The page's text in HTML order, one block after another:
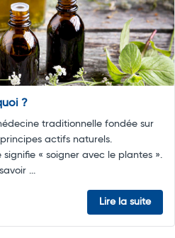
?
traditionnelle fondée sur
actifs naturels.
« soigner avec le plantes ».
...
Lire la suite